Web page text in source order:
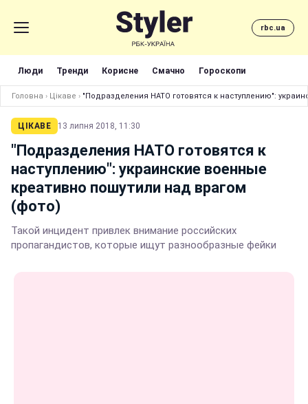
rbc.ua
Люди Тренди Корисне Смачно Гороскопи
Головна › Цікаве › "Подразделения НАТО готовятся к наступлению":
ЦІКАВЕ 13 липня 2018, 11:30
"Подразделения НАТО готовятся к
наступлению": украинские военные
креативно пошутили над врагом
(фото)
Такой инцидент привлек внимание российских
пропагандистов, которые ищут разнообразные фейки